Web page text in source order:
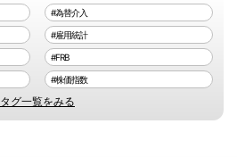
#為替介入
#雇用統計
#FRB
#株価指数
タグ一覧をみる